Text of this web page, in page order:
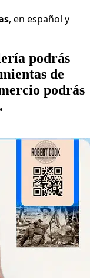
, en español y
podrás
de
podrás